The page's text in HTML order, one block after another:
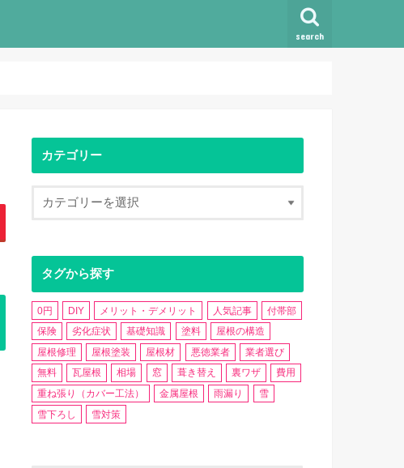
search
カテゴリー
タグから探す
0円 DIY メリット・デメリット 人気記事
付帯部
保険
劣化症状 基礎知識 塗料
屋根の構造
屋根修理
屋根塗装 屋根材 悪徳業者
業者選び
無料
瓦屋根 相場 窓 葺き替え 裏ワザ
費用
重ね張り（カバー工法）
金属屋根 雨漏り
雪
雪下ろし
雪対策